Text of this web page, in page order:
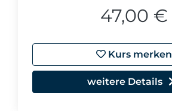
47,00 €
Kurs merken
weitere Details